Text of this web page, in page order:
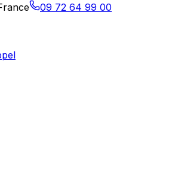
09 72 64 99 00